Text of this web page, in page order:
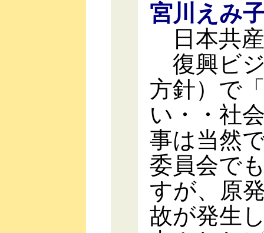
宮川えみ
日本共
復興ビ
方針）で
い・・社
事は当然
委員会で
すが、原
故が発生